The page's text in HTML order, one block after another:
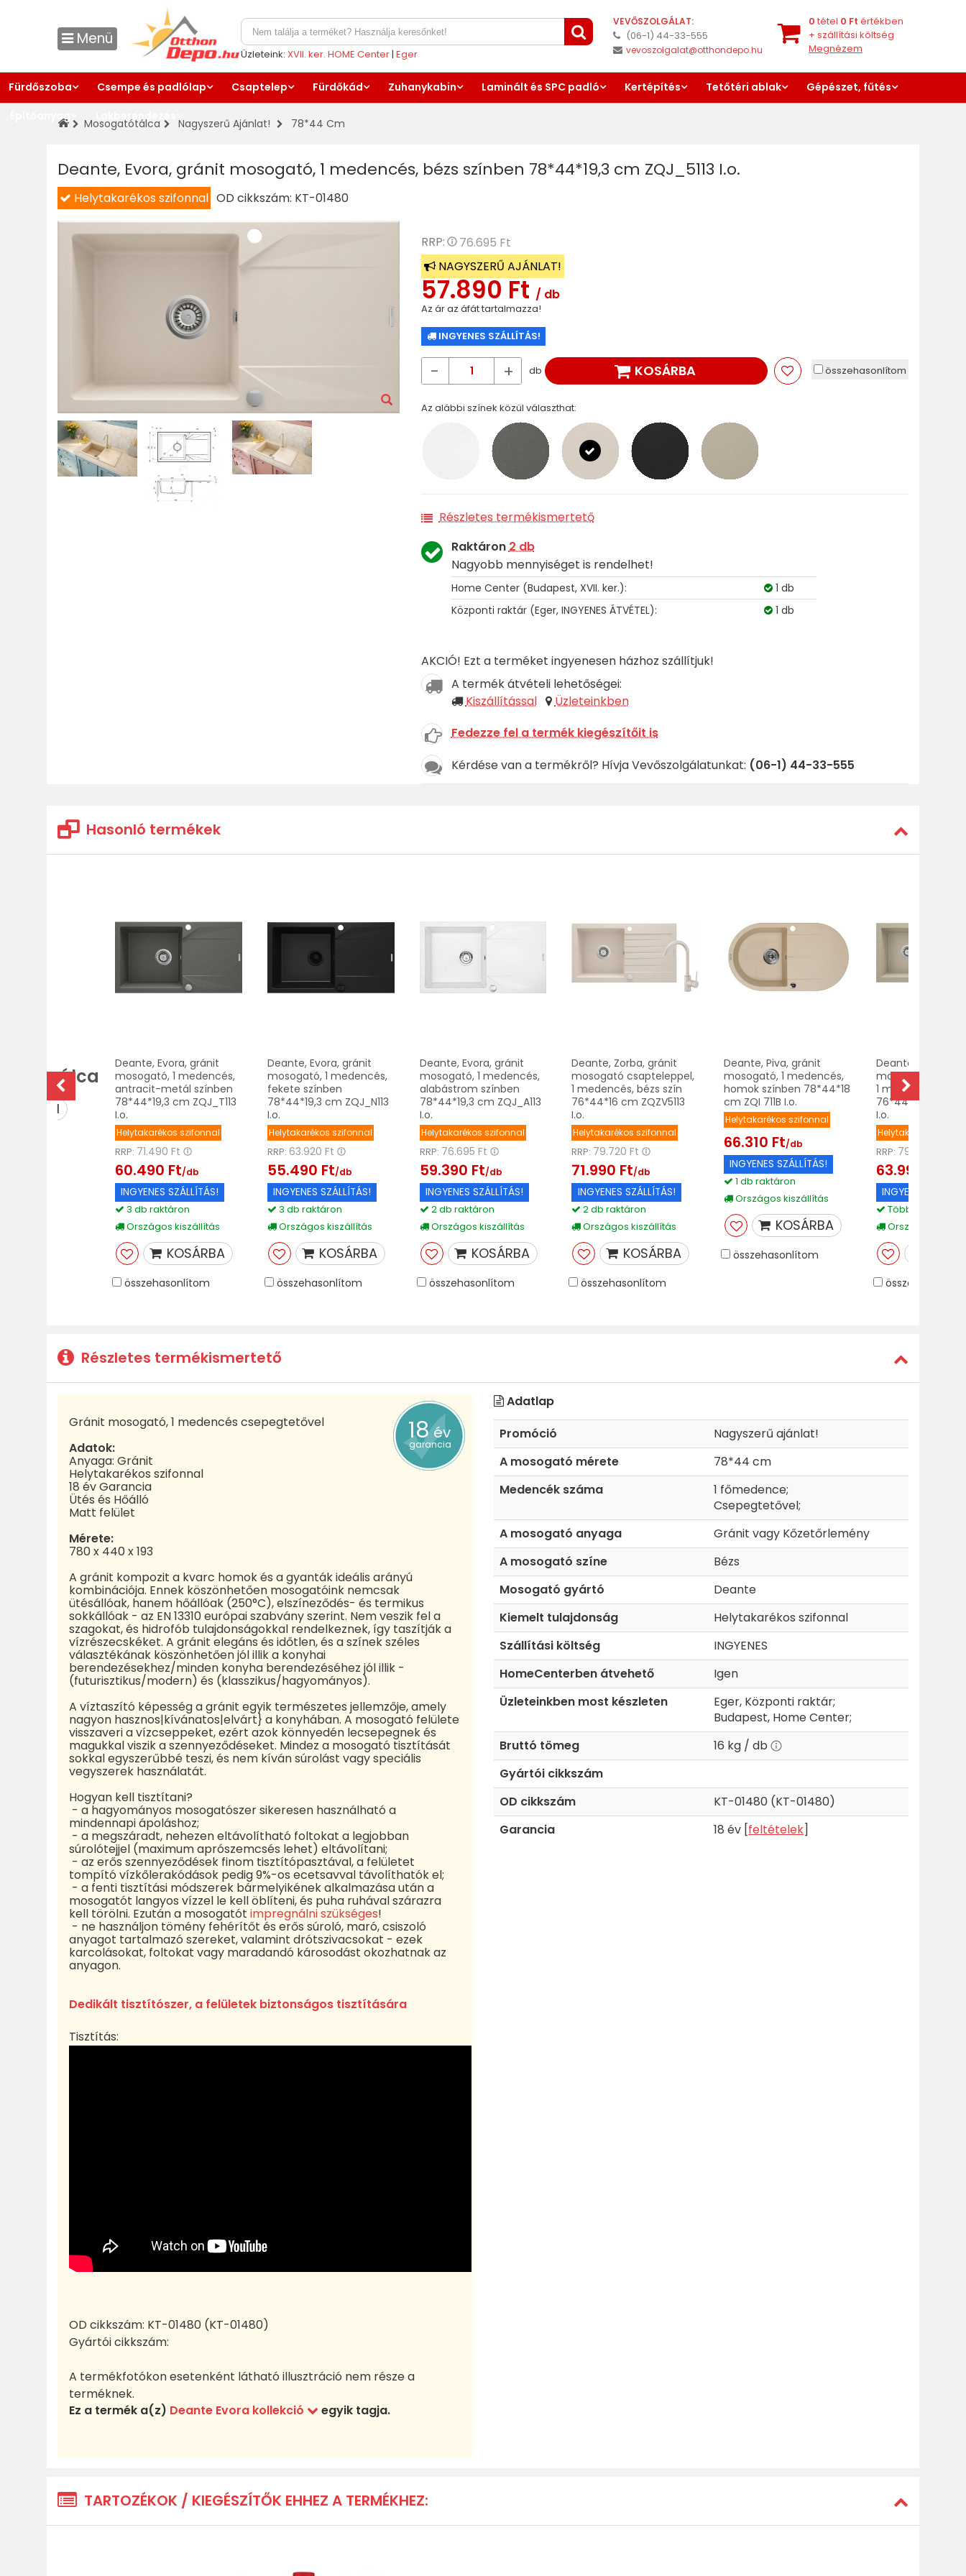
Menü
Üzleteink: XVII. ker. HOME Center| Eger
VEVŐSZOLGÁLAT:
(06-1) 44-33-555
vevoszolgalat@otthondepo.hu
0 tétel 0 Ft értékben
+ szállítási költség
Megnézem
Fürdőszoba Csempe és padlólap Csaptelep Fürdőkád Zuhanykabin Laminált és SPC padló Kertépítés Tetőtéri ablak
Gépészet, fűtés
Építőanyag
Lakberendezés
Mosogatótálca Nagyszerű Ajánlat! 78*44 Cm
Deante, Evora, gránit mosogató, 1 medencés, bézs színben 78*44*19,3 cm ZQJ_5113 I.o.
Helytakarékos szifonnal OD cikkszám: KT-01480
RRP:
76.695 Ft
NAGYSZERŰ AJÁNLAT!
57.890 Ft / db
Az ár az áfát tartalmazza!
INGYENES SZÁLLÍTÁS!
- + db KOSÁRBA összehasonlítom
Az alábbi színek közül választhat:
Részletes termékismertető
Raktáron2 db
Nagyobb mennyiséget is rendelhet!
Home Center (Budapest, XVII. ker.):
1 db
Központi raktár (Eger, INGYENES ÁTVÉTEL):
1 db
AKCIÓ! Ezt a terméket ingyenesen házhoz szállítjuk!
A termék átvételi lehetőségei:
Kiszállítással
Üzleteinkben
Fedezze fel a termék kiegészítőit is
Kérdése van a termékről? Hívja Vevőszolgálatunkat: (06-1) 44-33-555
Hasonló termékek
Deante, Evora, gránit
mosogató, 1 medencés,
antracit-metál színben
78*44*19,3 cm ZQJ_T113
I.o.
Helytakarékos szifonnal
RRP: 71.490 Ft
60.490 Ft/db
INGYENES SZÁLLÍTÁS!
3 db raktáron
Országos kiszállítás
KOSÁRBA
összehasonlítom
Deante, Evora, gránit
mosogató, 1 medencés,
fekete színben
78*44*19,3 cm ZQJ_N113
I.o.
Helytakarékos szifonnal
RRP: 63.920 Ft
55.490 Ft/db
INGYENES SZÁLLÍTÁS!
3 db raktáron
Országos kiszállítás
KOSÁRBA
összehasonlítom
Deante, Evora, gránit
mosogató, 1 medencés,
alabástrom színben
78*44*19,3 cm ZQJ_A113
I.o.
Helytakarékos szifonnal
RRP: 76.695 Ft
59.390 Ft/db
INGYENES SZÁLLÍTÁS!
2 db raktáron
Országos kiszállítás
KOSÁRBA
összehasonlítom
Deante, Zorba, gránit
mosogató csapteleppel,
1 medencés, bézs szín
76*44*16 cm ZQZV5113
I.o.
Helytakarékos szifonnal
RRP: 79.720 Ft
71.990 Ft/db
INGYENES SZÁLLÍTÁS!
2 db raktáron
Országos kiszállítás
KOSÁRBA
összehasonlítom
Deante, Piva, gránit
mosogató, 1 medencés,
homok színben 78*44*18
cm ZQI 711B I.o.
Helytakarékos szifonnal
66.310 Ft/db
INGYENES SZÁLLÍTÁS!
1 db raktáron
Országos kiszállítás
KOSÁRBA
összehasonlítom
Deante, Zorba,
mosogató
1 medencés,
76*44*16 cm
I.o.
Helytakarékos
RRP: 79.600 Ft
63.990 Ft
INGYENES
Több mint 5 db
Országos
Részletes termékismertető
18év
garancia
Gránit mosogató, 1 medencés csepegtetővel
Adatok:
Anyaga: Gránit
Helytakarékos szifonnal
18 év Garancia
Ütés és Hőálló
Matt felület
Mérete:
780 x 440 x 193
A gránit kompozit a kvarc homok és a gyanták ideális arányú
kombinációja. Ennek köszönhetően mosogatóink nemcsak
ütésállóak, hanem hőállóak (250°C), elszíneződés- és termikus
sokkállóak - az EN 13310 európai szabvány szerint. Nem veszik fel a
szagokat, és hidrofób tulajdonságokkal rendelkeznek, így taszítják a
vízrészecskéket. A gránit elegáns és időtlen, és a színek széles
választékának köszönhetően jól illik a konyhai
berendezésekhez/minden konyha berendezéséhez jól illik -
(futurisztikus/modern) és (klasszikus/hagyományos).
A víztaszító képesség a gránit egyik természetes jellemzője, amely
nagyon hasznos|kívánatos|elvárt} a konyhában. A mosogató felülete
visszaveri a vízcseppeket, ezért azok könnyedén lecsepegnek és
magukkal viszik a szennyeződéseket. Mindez a mosogató tisztítását
sokkal egyszerűbbé teszi, és nem kíván súrolást vagy speciális
vegyszerek használatát.
Hogyan kell tisztítani?
- a hagyományos mosogatószer sikeresen használható a
mindennapi ápoláshoz;
- a megszáradt, nehezen eltávolítható foltokat a legjobban
súrolótejjel (maximum aprószemcsés lehet) eltávolítani;
- az erős szennyeződések finom tisztítópasztával, a felületet
tompító vízkőlerakódások pedig 9%-os ecetsavval távolíthatók el;
- a fenti tisztítási módszerek bármelyikének alkalmazása után a
mosogatót langyos vízzel le kell öblíteni, és puha ruhával szárazra
kell törölni. Ezután a mosogatót impregnálni szükséges!
- ne használjon tömény fehérítőt és erős súroló, maró, csiszoló
anyagot tartalmazó szereket, valamint drótszivacsokat - ezek
karcolásokat, foltokat vagy maradandó károsodást okozhatnak az
anyagon.
Dedikált tisztítószer, a felületek biztonságos tisztítására
Tisztítás:
OD cikkszám: KT-01480 (KT-01480)
Gyártói cikkszám:
A termékfotókon esetenként látható illusztráció nem része a
terméknek.
Ez a termék a(z) Deante Evora kollekció egyik tagja.
Adatlap
Promóció
Nagyszerű ajánlat!
A mosogató mérete
78*44 cm
Medencék száma
1 főmedence;
Csepegtetővel;
A mosogató anyaga
Gránit vagy Kőzetőrlemény
A mosogató színe
Bézs
Mosogató gyártó
Deante
Kiemelt tulajdonság
Helytakarékos szifonnal
Szállítási költség
INGYENES
HomeCenterben átvehető
Igen
Üzleteinkben most készleten
Eger, Központi raktár;
Budapest, Home Center;
Bruttó tömeg
16 kg / db
Gyártói cikkszám
OD cikkszám
KT-01480 (KT-01480)
Garancia
18 év [feltételek]
TARTOZÉKOK / KIEGÉSZÍTŐK EHHEZ A TERMÉKHEZ: